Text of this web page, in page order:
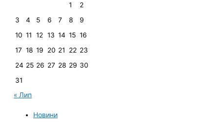
1
2
3
4 5 6 7 8
9
10 11 12 13 14 15 16
17 18 19 20 21 22 23
24 25 26 27 28 29 30
31
« Лип
Новини